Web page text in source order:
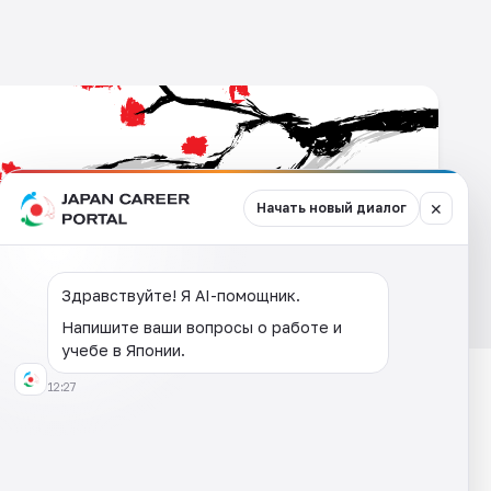
people/JAPAN-Career-Portal/61559298473178/
channel/UC6Ir7IOx7PpO83LthvphPVA
Начать новый диалог ✕
Здравствуйте! Я AI-помощник.
Напишите ваши вопросы о работе и
учебе в Японии.
12:27